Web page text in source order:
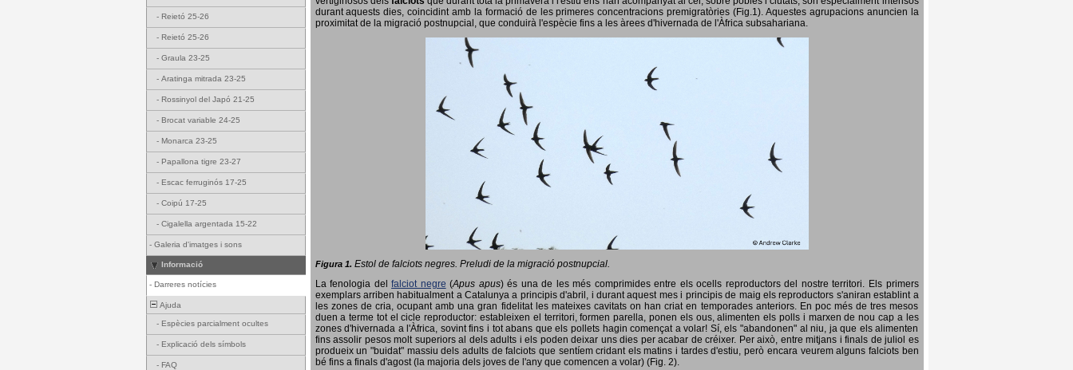
- Reietó 25-26
- Reietó 25-26
- Graula 23-25
- Aratinga mitrada 23-25
- Rossinyol del Japó 21-25
- Brocat variable 24-25
- Monarca 23-25
- Papallona tigre 23-27
- Escac ferruginós 17-25
- Coipú 17-25
- Cigalella argentada 15-22
- Galeria d'imatges i sons
Informació
- Darreres notícies
Ajuda
- Espècies parcialment ocultes
- Explicació dels símbols
- FAQ
durant aquests dies, coincidint amb la formació de les primeres concentracions premigratòries (Fig.1). Aquestes agrupacions anuncien la
proximitat de la migració postnupcial, que conduirà l'espècie fins a les àrees d'hivernada de l'Àfrica subsahariana.
Figura 1. Estol de falciots negres. Preludi de la migració postnupcial.
La fenologia delfalciot negre (Apus apus) és una de les més comprimides entre els ocells reproductors del nostre territori. Els primers
exemplars arriben habitualment a Catalunya a principis d'abril, i durant aquest mes i principis de maig els reproductors s'aniran establint a
les zones de cria, ocupant amb una gran fidelitat les mateixes cavitats on han criat en temporades anteriors. En poc més de tres mesos
duen a terme tot el cicle reproductor: estableixen el territori, formen parella, ponen els ous, alimenten els polls i marxen de nou cap a les
zones d'hivernada a l'Àfrica, sovint fins i tot abans que els pollets hagin començat a volar! Sí, els "abandonen" al niu, ja que els alimenten
fins assolir pesos molt superiors al dels adults i els poden deixar uns dies per acabar de créixer. Per això, entre mitjans i finals de juliol es
produeix un "buidat" massiu dels adults de falciots que sentíem cridant els matins i tardes d'estiu, però encara veurem alguns falciots ben
bé fins a finals d'agost (la majoria dels joves de l'any que comencen a volar) (Fig. 2).